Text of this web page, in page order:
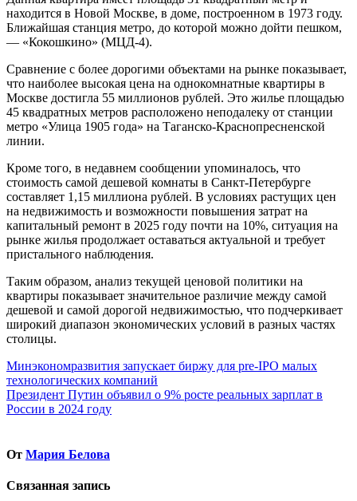
находится в Новой Москве, в доме, построенном в 1973 году.
Ближайшая станция метро, до которой можно дойти пешком,
— «Кокошкино» (МЦД-4).
Сравнение с более дорогими объектами на рынке показывает,
что наиболее высокая цена на однокомнатные квартиры в
Москве достигла 55 миллионов рублей. Это жилье площадью
45 квадратных метров расположено неподалеку от станции
метро «Улица 1905 года» на Таганско-Краснопресненской
линии.
Кроме того, в недавнем сообщении упоминалось, что
стоимость самой дешевой комнаты в Санкт-Петербурге
составляет 1,15 миллиона рублей. В условиях растущих цен
на недвижимость и возможности повышения затрат на
капитальный ремонт в 2025 году почти на 10%, ситуация на
рынке жилья продолжает оставаться актуальной и требует
пристального наблюдения.
Таким образом, анализ текущей ценовой политики на
квартиры показывает значительное различие между самой
дешевой и самой дорогой недвижимостью, что подчеркивает
широкий диапазон экономических условий в разных частях
столицы.
Навигация
по
записям
Минэкономразвития запускает биржу для pre-IPO малых
технологических компаний
Президент Путин объявил о 9% росте реальных зарплат в
России в 2024 году
От Мария Белова
Связанная запись